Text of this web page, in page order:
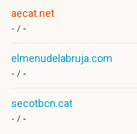
aecat.net
- / -
elmenudelabruja.com
- / -
secotbcn.cat
- / -